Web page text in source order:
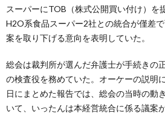
スーパーにTOB（株式公開買い付け）を
H2O系食品スーパー2社との統合が僅差
案を取り下げる意向を表明していた。
総会は裁判所が選んだ弁護士が手続きの
の検査役を務めていた。オーケーの説明
日にまとめた報告では、総会の当時の動
いて、いったんは本経営統合に係る議案